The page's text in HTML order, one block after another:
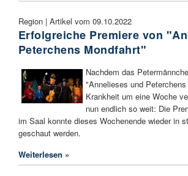
Region | Artikel vom 09.10.2022
Erfolgreiche Premiere von
Peterchens Mondfahrt"
Nachdem das
"Annelieses und
Krankheit um eine Woche
nun endlich so weit: Die
im Saal konnte dieses Wochenende wieder in
geschaut werden.
Weiterlesen »